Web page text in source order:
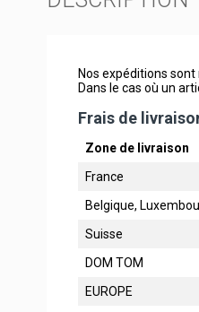
Nos expéditions
Dans le cas où un
Frais de
Zone de livraison
France
Belgique,
Suisse
DOM TOM
EUROPE